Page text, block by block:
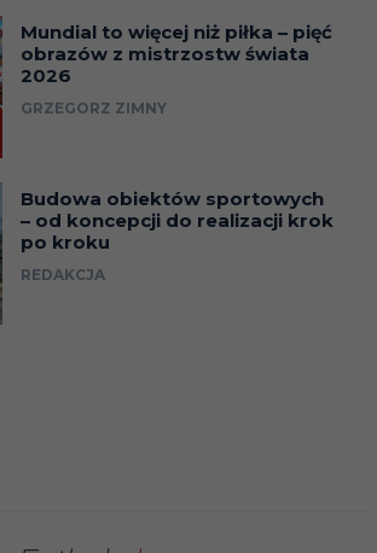
Mundial to więcej niż piłka – pięć
obrazów z mistrzostw świata
2026
GRZEGORZ ZIMNY
Budowa obiektów sportowych
– od koncepcji do realizacji krok
po kroku
REDAKCJA